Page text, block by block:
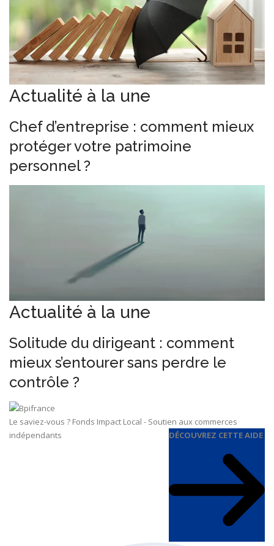
Actualité à la une
Chef d’entreprise : comment mieux
protéger votre patrimoine
personnel ?
Actualité à la une
Solitude du dirigeant : comment
mieux s’entourer sans perdre le
contrôle ?
Le saviez-vous ? Fonds Impact Local - Soutien aux commerces
indépendants
DÉCOUVREZ CETTE AIDE